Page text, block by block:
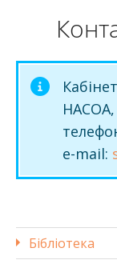
НАСОА,
e-mail:
Бібліотека